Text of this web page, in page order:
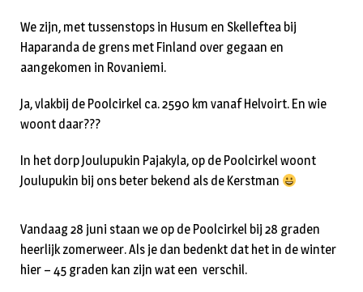
We zijn, met tussenstops in Husum en Skelleftea bij
Haparanda de grens met Finland over gegaan en
aangekomen in Rovaniemi.
Ja, vlakbij de Poolcirkel ca. 2590 km vanaf Helvoirt. En wie
woont daar???
In het dorp Joulupukin Pajakyla, op de Poolcirkel woont
Joulupukin bij ons beter bekend als de Kerstman
Vandaag 28 juni staan we op de Poolcirkel bij 28 graden
heerlijk zomerweer. Als je dan bedenkt dat het in de winter
hier – 45 graden kan zijn wat een verschil.